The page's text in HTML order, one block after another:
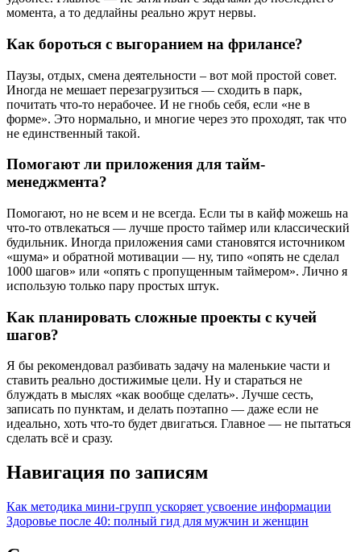
момента, а то дедлайны реально жрут нервы.
Как бороться с выгоранием на фрилансе?
Паузы, отдых, смена деятельности – вот мой простой совет.
Иногда не мешает перезагрузиться — сходить в парк,
почитать что-то нерабочее. И не гнобь себя, если «не в
форме». Это нормально, и многие через это проходят, так что
не единственный такой.
Помогают ли приложения для тайм-
менеджмента?
Помогают, но не всем и не всегда. Если ты в кайф можешь на
что-то отвлекаться — лучше просто таймер или классический
будильник. Иногда приложения сами становятся источником
«шума» и обратной мотивации — ну, типо «опять не сделал
1000 шагов» или «опять с пропущенным таймером». Лично я
использую только пару простых штук.
Как планировать сложные проекты с кучей
шагов?
Я бы рекомендовал разбивать задачу на маленькие части и
ставить реально достижимые цели. Ну и стараться не
блуждать в мыслях «как вообще сделать». Лучше сесть,
записать по пунктам, и делать поэтапно — даже если не
идеально, хоть что-то будет двигаться. Главное — не пытаться
сделать всё и сразу.
Навигация по записям
Как методика мини-групп ускоряет усвоение информации
Здоровье после 40: полный гид для мужчин и женщин